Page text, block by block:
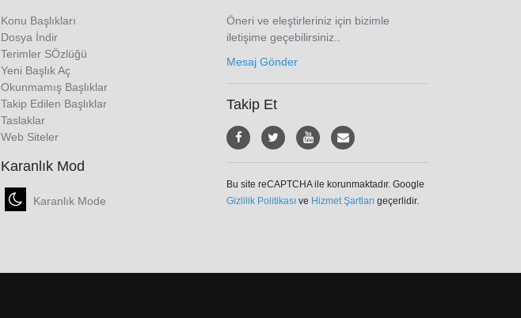
Konu Başlıkları
Dosya İndir
Terimler SÖzlüğü
Yeni Başlık Aç
Okunmamış Başlıklar
Takip Edilen Başlıklar
Taslaklar
Web Siteler
Karanlık Mod
Karanlık Mode
Öneri ve eleştirleriniz için bizimle
iletişime geçebilirsiniz..
Mesaj Gönder
Takip Et
Bu site reCAPTCHA ile korunmaktadır. Google
Gizlilik Politikası ve Hizmet Şartları geçerlidir.